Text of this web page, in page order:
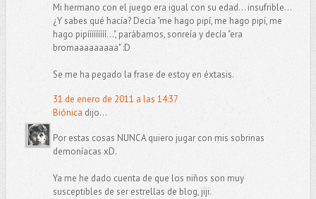
Mi hermano con el juego era igual con su edad... insufrible...
¿Y sabes qué hacía? Decía "me hago pipí, me hago pipí, me
hago pipííííííííí...", parábamos, sonreía y decía "era
bromaaaaaaaaa" :D
Se me ha pegado la frase de estoy en éxtasis.
31 de enero de 2011 a las 14:37
Biónica dijo...
Por estas cosas NUNCA quiero jugar con mis sobrinas
demoníacas xD.
Ya me he dado cuenta de que los niños son muy
susceptibles de ser estrellas de blog, jiji.